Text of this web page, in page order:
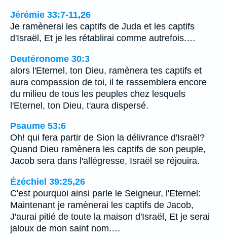
Jérémie 33:7-11,26
Je ramènerai les captifs de Juda et les captifs
d'Israël, Et je les rétablirai comme autrefois.…
Deutéronome 30:3
alors l'Eternel, ton Dieu, ramènera tes captifs et
aura compassion de toi, il te rassemblera encore
du milieu de tous les peuples chez lesquels
l'Eternel, ton Dieu, t'aura dispersé.
Psaume 53:6
Oh! qui fera partir de Sion la délivrance d'Israël?
Quand Dieu ramènera les captifs de son peuple,
Jacob sera dans l'allégresse, Israël se réjouira.
Ézéchiel 39:25,26
C'est pourquoi ainsi parle le Seigneur, l'Eternel:
Maintenant je ramènerai les captifs de Jacob,
J'aurai pitié de toute la maison d'Israël, Et je serai
jaloux de mon saint nom.…